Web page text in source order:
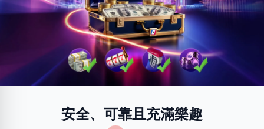
安全、可靠且充滿樂趣